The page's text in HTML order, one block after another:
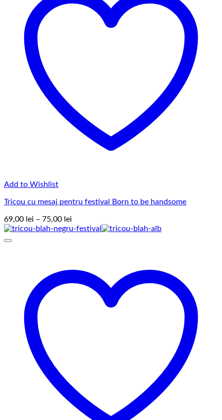
Add to Wishlist
Tricou cu mesaj pentru festival Born to be handsome
69,00 lei – 75,00 lei
de
75,00 lei